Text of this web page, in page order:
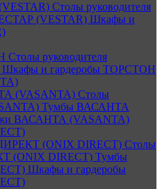
Столы руководителя
(VESTAR) Шкафы и
Столы руководителя
Шкафы и гардеробы ТОРСТОН
(VASANTA) Столы
Тумбы ВАСАНТА
ВАСАНТА (VASANTA)
(ONIX DIRECT) Столы
(ONIX DIRECT) Тумбы
Шкафы и гардеробы